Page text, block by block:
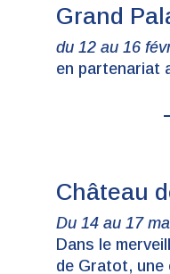
Grand
du 12 au 16
en partenariat
Château
Du 14 au 17
Dans le
de Gratot, une